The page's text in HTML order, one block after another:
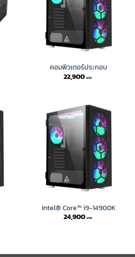
คอมพิวเตอร์ประกอบ
22,900
Intel® Core™ i9-14900K
24,900